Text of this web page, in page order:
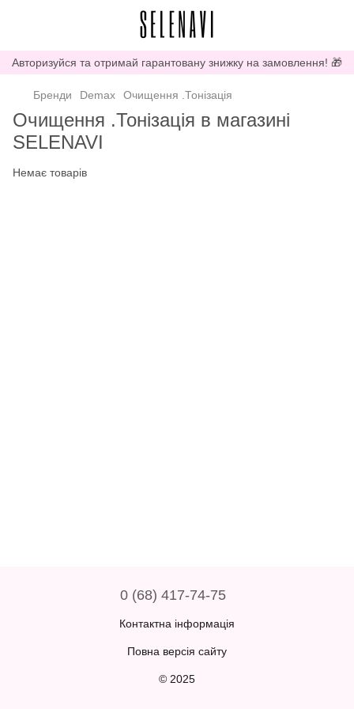
Авторизуйся та отримай гарантовану знижку на замовлення! 🎁
Бренди Demax Очищення .Тонізація
Очищення .Тонізація в магазині
SELENAVI
Немає товарів
0 (68) 417-74-75
Контактна інформація
Повна версія сайту
© 2025